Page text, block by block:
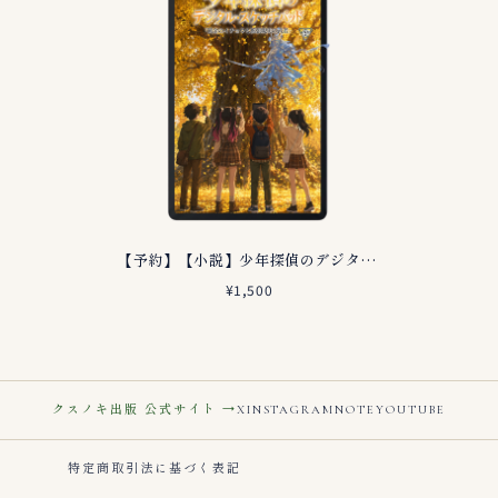
【予約】【小説】少年探偵のデジタル・スケッチパッド 第３巻 黄金のイチョウと拡張現実の武者
¥1,500
クスノキ出版 公式サイト →XINSTAGRAMNOTEYOUTUBE
特定商取引法に基づく表記